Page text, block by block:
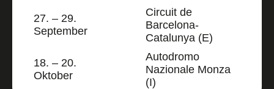
27. – 29.
September
Circuit de
Barcelona-
Catalunya (E)
18. – 20.
Oktober
Autodromo
Nazionale Monza
(I)